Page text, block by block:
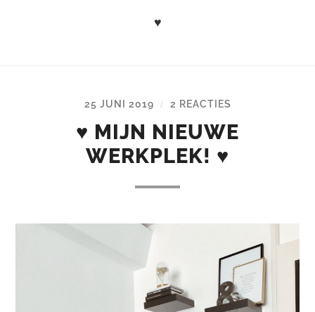
♥
25 JUNI 2019 / 2 REACTIES
♥ MIJN NIEUWE
WERKPLEK! ♥